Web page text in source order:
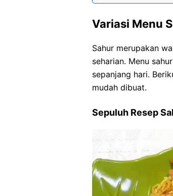
Variasi Menu
Sahur merupakan
seharian. Menu
sepanjang hari.
mudah dibuat.
Sepuluh Resep